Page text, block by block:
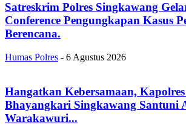
Satreskrim Polres Singkawang
Conference Pengungkapan Kasus
Berencana.
Humas Polres - 6 Agustus 2026
Hangatkan Kebersamaan,
Bhayangkari Singkawang Santuni
Warakawuri...